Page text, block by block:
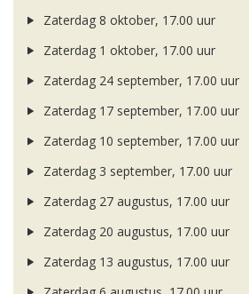
Zaterdag 8 oktober, 17.00 uur
Zaterdag 1 oktober, 17.00 uur
Zaterdag 24 september, 17.00 uur
Zaterdag 17 september, 17.00 uur
Zaterdag 10 september, 17.00 uur
Zaterdag 3 september, 17.00 uur
Zaterdag 27 augustus, 17.00 uur
Zaterdag 20 augustus, 17.00 uur
Zaterdag 13 augustus, 17.00 uur